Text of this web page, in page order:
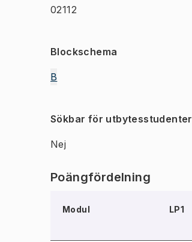
02112
Blockschema
B
Sökbar för utbytesstudenter
Nej
Poängfördelning
Modul LP1